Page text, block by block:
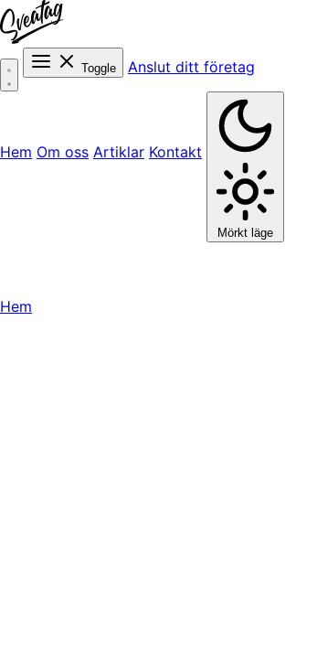
Toggle Anslut ditt företag
Hem Om oss Artiklar Kontakt
Mörkt läge
Hem